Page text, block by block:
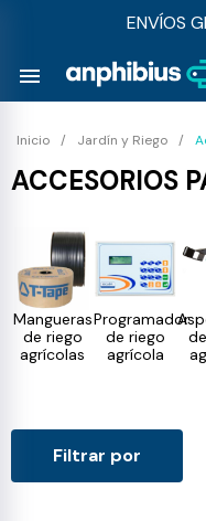
ENVÍOS
menu
Inicio Jardín y Riego
ACCESORIOS
Mangueras
de riego
agrícolas
Programador
de riego
agrícola
Filtrar por